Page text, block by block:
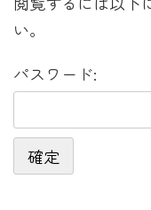
い。
パスワード: